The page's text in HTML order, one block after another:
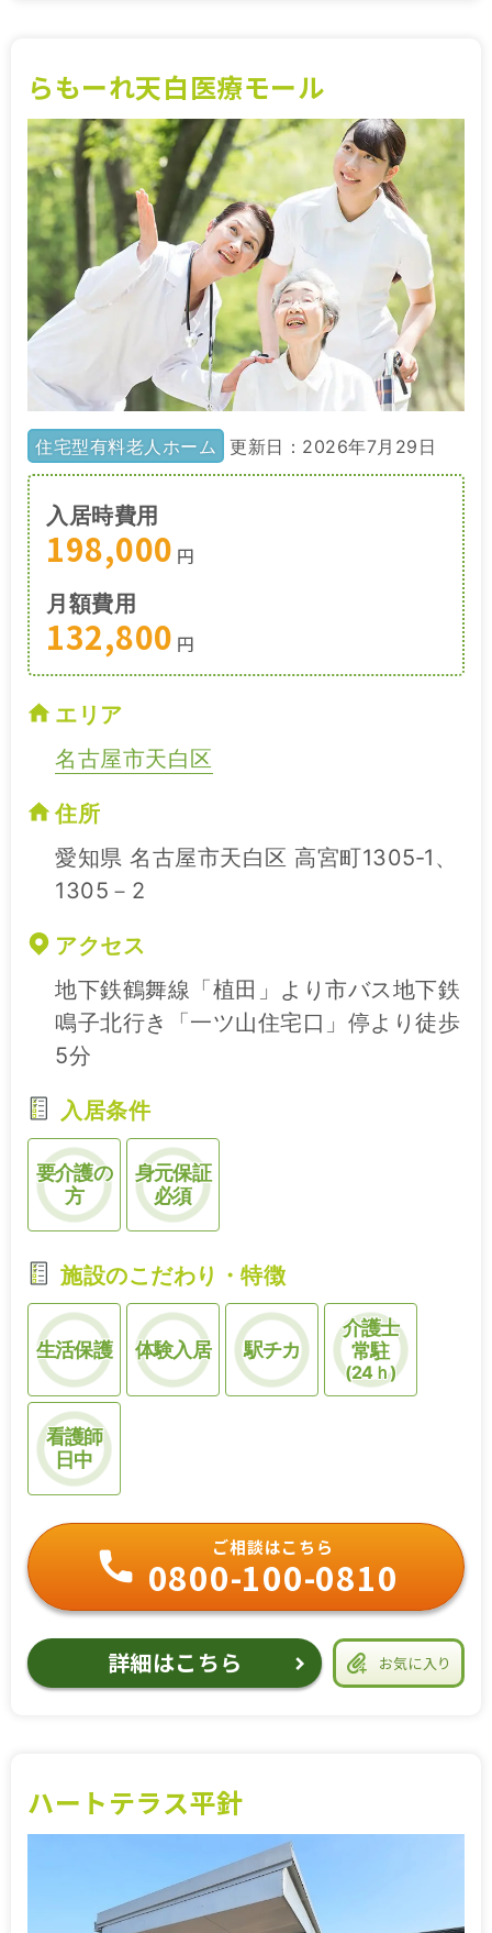
らもーれ天白医療モール
住宅型有料老人ホーム 更新日：2026年7月29日
入居時費用
198,000 円
月額費用
132,800 円
エリア
名古屋市天白区
住所
愛知県 名古屋市天白区 高宮町1305‐1、
1305－2
アクセス
地下鉄鶴舞線「植田」より市バス地下鉄
鳴子北行き「一ツ山住宅口」停より徒歩
5分
入居条件
要介護の
方
身元保証
必須
施設のこだわり・特徴
生活保護 体験入居 駅チカ
介護士
常駐
(24ｈ)
看護師
日中
お気に入り
ご相談はこちら
0800-100-0810
詳細はこちら
ハートテラス平針